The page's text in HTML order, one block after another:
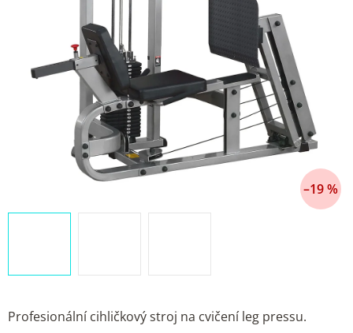
Profesionální cihličkový stroj na cvičení leg pressu.
–19 %